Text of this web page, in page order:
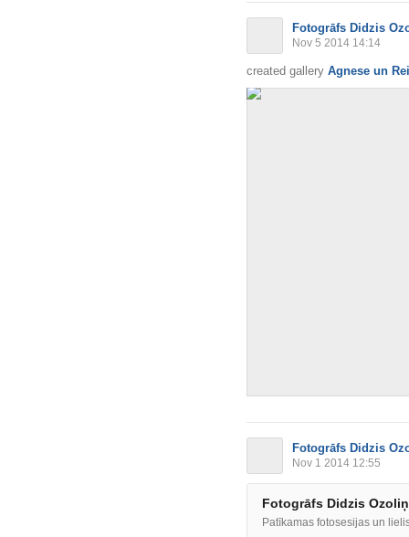
Fotogrāfs Didzis
Nov 5 2014 14:14
created gallery Agnese un
Fotogrāfs Didzis
Nov 1 2014 12:55
Fotogrāfs Didzis
Patīkamas fotosesijas un